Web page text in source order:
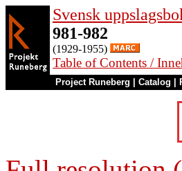
Svensk
981-982
(1929-1955)
Table of Contents /
Project Runeberg Catalog